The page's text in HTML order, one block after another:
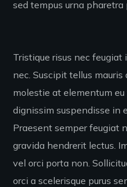
sed tempus urna pharetra
Tristique risus nec feugiat
nec. Suscipit tellus
molestie at elementum
dignissim suspendisse in
Praesent semper feugiat
gravida hendrerit lectus.
vel orci porta non.
orci a scelerisque purus